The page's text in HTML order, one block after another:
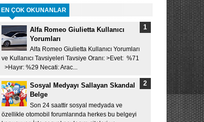
EN ÇOK OKUNANLAR
Alfa Romeo Giulietta Kullanıcı
Yorumları
Alfa Romeo Giulietta Kullanıcı Yorumları
ve Kullanıcı Tavsiyeleri Tavsiye Oranı: >Evet: %71
>Hayır: %29 Necati: Arac...
Sosyal Medyayı Sallayan Skandal
Belge
Son 24 saattir sosyal medyada ve
özellikle otomobil forumlarında herkes bu belgeyi